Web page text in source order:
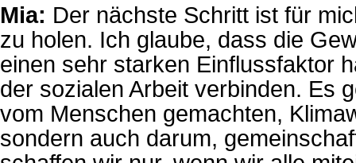
Mia: Der nächste Schritt ist für
zu holen. Ich glaube, dass die
einen sehr starken Einflussfaktor
der sozialen Arbeit verbinden. Es
vom Menschen gemachten,
sondern auch darum,